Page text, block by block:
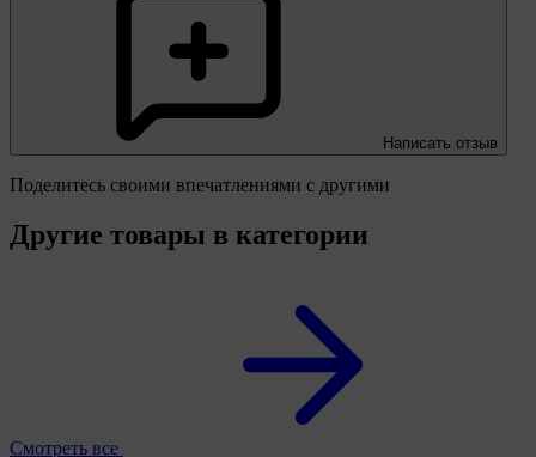
Написать отзыв
Поделитесь своими впечатлениями с другими
Другие товары в категории
Смотреть все